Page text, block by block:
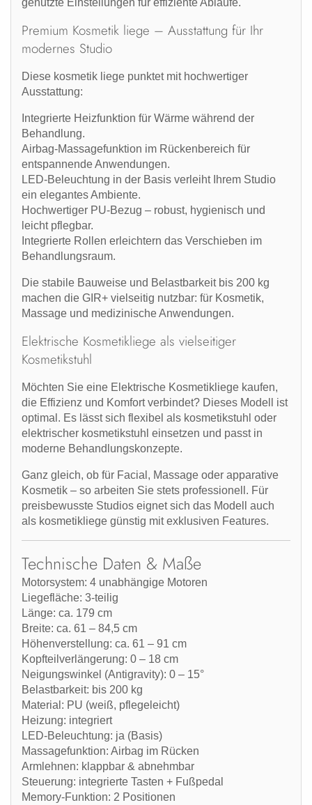
genutzte Einstellungen für effiziente Abläufe.
Premium Kosmetik liege – Ausstattung für Ihr
modernes Studio
Diese kosmetik liege punktet mit hochwertiger
Ausstattung:
Integrierte Heizfunktion für Wärme während der
Behandlung.
Airbag-Massagefunktion im Rückenbereich für
entspannende Anwendungen.
LED-Beleuchtung in der Basis verleiht Ihrem Studio
ein elegantes Ambiente.
Hochwertiger PU-Bezug – robust, hygienisch und
leicht pflegbar.
Integrierte Rollen erleichtern das Verschieben im
Behandlungsraum.
Die stabile Bauweise und Belastbarkeit bis 200 kg
machen die GIR+ vielseitig nutzbar: für Kosmetik,
Massage und medizinische Anwendungen.
Elektrische Kosmetikliege als vielseitiger
Kosmetikstuhl
Möchten Sie eine Elektrische Kosmetikliege kaufen,
die Effizienz und Komfort verbindet? Dieses Modell ist
optimal. Es lässt sich flexibel als kosmetikstuhl oder
elektrischer kosmetikstuhl einsetzen und passt in
moderne Behandlungskonzepte.
Ganz gleich, ob für Facial, Massage oder apparative
Kosmetik – so arbeiten Sie stets professionell. Für
preisbewusste Studios eignet sich das Modell auch
als kosmetikliege günstig mit exklusiven Features.
Technische Daten & Maße
Motorsystem: 4 unabhängige Motoren
Liegefläche: 3-teilig
Länge: ca. 179 cm
Breite: ca. 61 – 84,5 cm
Höhenverstellung: ca. 61 – 91 cm
Kopfteilverlängerung: 0 – 18 cm
Neigungswinkel (Antigravity): 0 – 15°
Belastbarkeit: bis 200 kg
Material: PU (weiß, pflegeleicht)
Heizung: integriert
LED-Beleuchtung: ja (Basis)
Massagefunktion: Airbag im Rücken
Armlehnen: klappbar & abnehmbar
Steuerung: integrierte Tasten + Fußpedal
Memory-Funktion: 2 Positionen